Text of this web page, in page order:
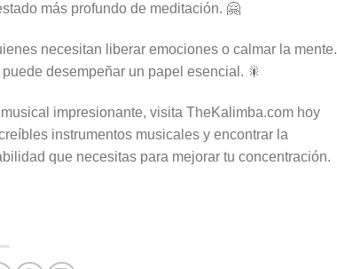
más profundo de meditación. 🤗
necesitan liberar emociones o calmar la mente.
desempeñar un papel esencial. 🎇
impresionante, visita TheKalimba.com hoy
instrumentos musicales y encontrar la
que necesitas para mejorar tu concentración.